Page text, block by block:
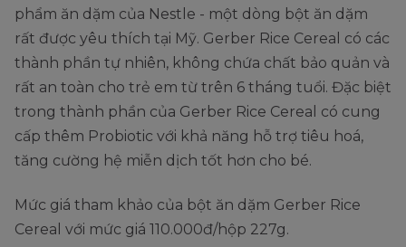
phẩm ăn dặm của Nestle - một dòng bột ăn dặm
rất được yêu thích tại Mỹ. Gerber Rice Cereal có các
thành phần tự nhiên, không chứa chất bảo quản và
rất an toàn cho trẻ em từ trên 6 tháng tuổi. Đặc biệt
trong thành phần của Gerber Rice Cereal có cung
cấp thêm Probiotic với khả năng hỗ trợ tiêu hoá,
tăng cường hệ miễn dịch tốt hơn cho bé.
Mức giá tham khảo của bột ăn dặm Gerber Rice
Cereal với mức giá 110.000đ/hộp 227g.